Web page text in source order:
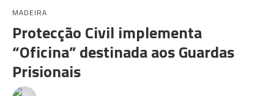
MADEIRA
Protecção Civil implementa
“Oficina” destinada aos Guardas
Prisionais